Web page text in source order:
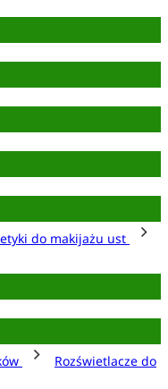
do makijażu ust
Rozświetlacze do